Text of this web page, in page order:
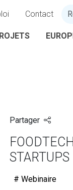
Contact
Partager
STARTUPS
# Webinaire